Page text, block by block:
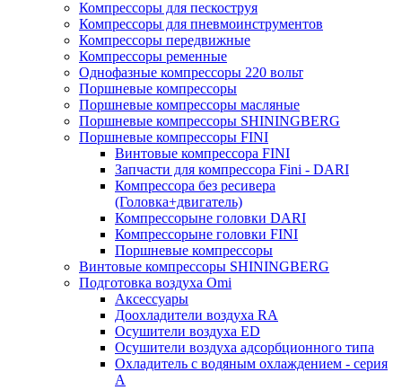
Компрессоры для пескоструя
Компрессоры для пневмоинструментов
Компрессоры передвижные
Компрессоры ременные
Однофазные компрессоры 220 вольт
Поршневые компрессоры
Поршневые компрессоры масляные
Поршневые компрессоры SHININGBERG
Поршневые компрессоры FINI
Винтовые компрессора FINI
Запчасти для компрессора Fini - DARI
Компрессора без ресивера
(Головка+двигатель)
Компрессорыне головки DARI
Компрессорыне головки FINI
Поршневые компрессоры
Винтовые компрессоры SHININGBERG
Подготовка воздуха Omi
Аксессуары
Доохладители воздуха RA
Осушители воздуха ED
Осушители воздуха адсорбционного типа
Охладитель с водяным охлаждением - серия
A